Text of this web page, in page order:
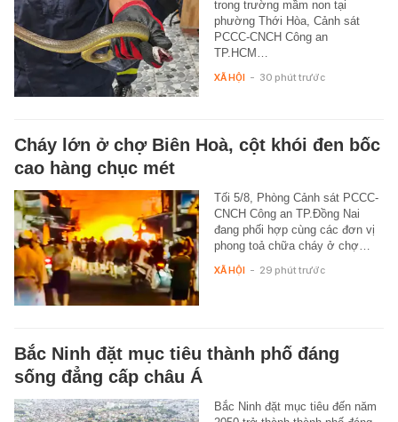
trong trường mầm non tại
phường Thới Hòa, Cảnh sát
PCCC-CNCH Công an
TP.HCM…
XÃ HỘI - 30 phút trước
Cháy lớn ở chợ Biên Hoà, cột khói đen bốc
cao hàng chục mét
Tối 5/8, Phòng Cảnh sát PCCC-
CNCH Công an TP.Đồng Nai
đang phối hợp cùng các đơn vị
phong toả chữa cháy ở chợ…
XÃ HỘI - 29 phút trước
Bắc Ninh đặt mục tiêu thành phố đáng
sống đẳng cấp châu Á
Bắc Ninh đặt mục tiêu đến năm